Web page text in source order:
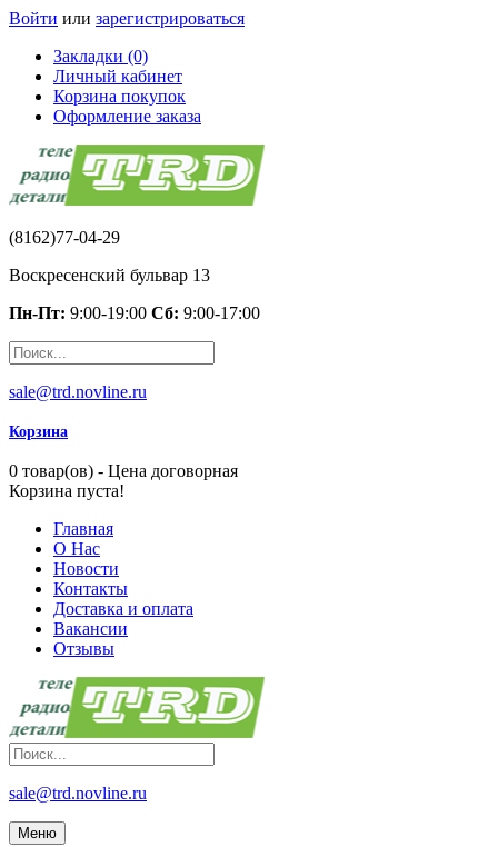
Войти или зарегистрироваться
Закладки (0)
Личный кабинет
Корзина покупок
Оформление заказа
(8162)77-04-29
Воскресенский бульвар 13
Пн-Пт: 9:00-19:00 Сб: 9:00-17:00
sale@trd.novline.ru
Корзина
0 товар(ов) - Цена договорная
Корзина пуста!
Главная
О Нас
Новости
Контакты
Доставка и оплата
Вакансии
Отзывы
sale@trd.novline.ru
Меню